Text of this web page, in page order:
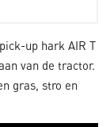
up hark AIR T
van de tractor.
gras, stro en